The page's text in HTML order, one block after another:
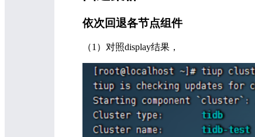
依次回退各节点组件
（1）对照display结果，